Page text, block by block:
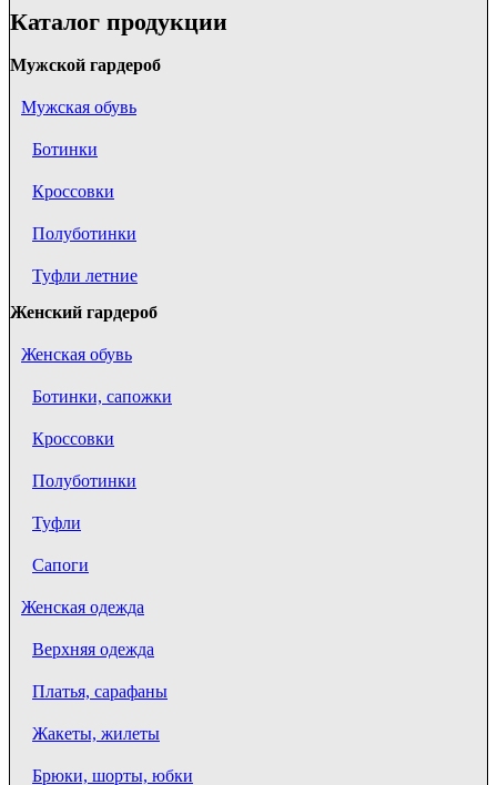
Каталог продукции
Мужской гардероб
Мужская обувь
Ботинки
Кроссовки
Полуботинки
Туфли летние
Женский гардероб
Женская обувь
Ботинки, сапожки
Кроссовки
Полуботинки
Туфли
Сапоги
Женская одежда
Верхняя одежда
Платья, сарафаны
Жакеты, жилеты
Брюки, шорты, юбки